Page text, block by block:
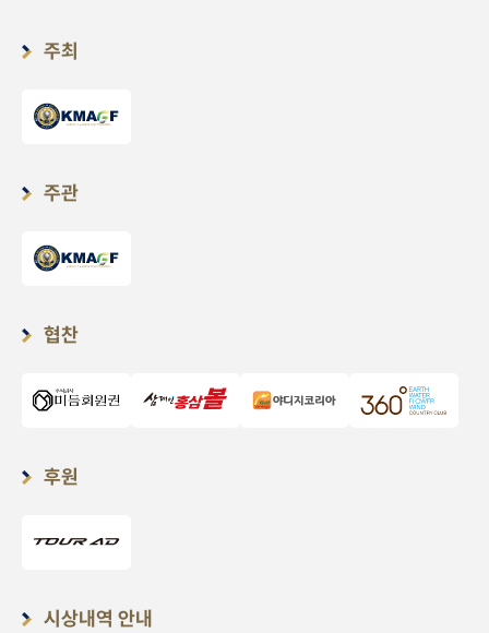
주최
주관
협찬
후원
시상내역 안내